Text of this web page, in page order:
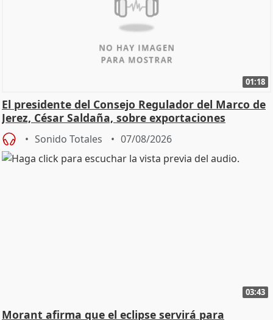
01:18
El presidente del Consejo Regulador del Marco de
Jerez, César Saldaña, sobre exportaciones
Sonido Totales 07/08/2026
03:43
Morant afirma que el eclipse servirá para